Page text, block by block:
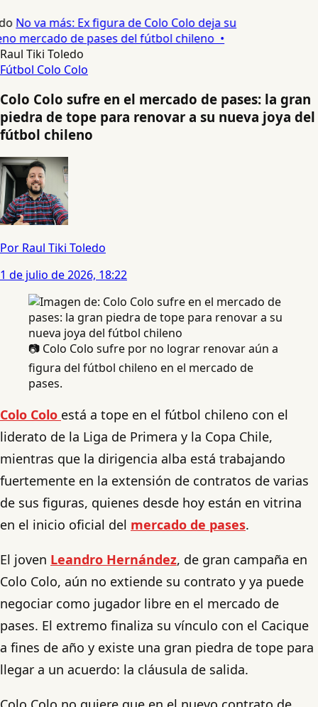
No va más: Ex figura de Colo Colo deja su
mercado de pases del fútbol chileno •
Raul Tiki Toledo
Fútbol Colo Colo
Colo Colo sufre en el mercado de pases: la gran
piedra de tope para renovar a su nueva joya del
fútbol chileno
Por Raul Tiki Toledo
1 de julio de 2026, 18:22
📷 Colo Colo sufre por no lograr renovar aún a
figura del fútbol chileno en el mercado de
pases.
Colo Colo está a tope en el fútbol chileno con el
liderato de la Liga de Primera y la Copa Chile,
mientras que la dirigencia alba está trabajando
fuertemente en la extensión de contratos de varias
de sus figuras, quienes desde hoy están en vitrina
en el inicio oficial del mercado de pases.
El joven Leandro Hernández, de gran campaña en
Colo Colo, aún no extiende su contrato y ya puede
negociar como jugador libre en el mercado de
pases. El extremo finaliza su vínculo con el Cacique
a fines de año y existe una gran piedra de tope para
llegar a un acuerdo: la cláusula de salida.